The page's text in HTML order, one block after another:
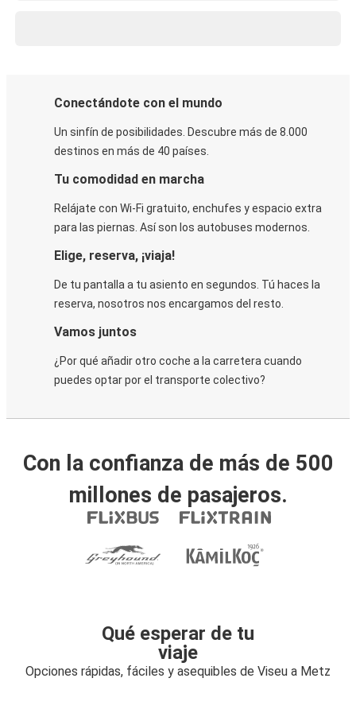
Conectándote con el mundo
Un sinfín de posibilidades. Descubre más de 8.000
destinos en más de 40 países.
Tu comodidad en marcha
Relájate con Wi-Fi gratuito, enchufes y espacio extra
para las piernas. Así son los autobuses modernos.
Elige, reserva, ¡viaja!
De tu pantalla a tu asiento en segundos. Tú haces la
reserva, nosotros nos encargamos del resto.
Vamos juntos
¿Por qué añadir otro coche a la carretera cuando
puedes optar por el transporte colectivo?
Con la confianza de más de 500
millones de pasajeros.
Qué esperar de tu
viaje
Opciones rápidas, fáciles y asequibles de Viseu a Metz